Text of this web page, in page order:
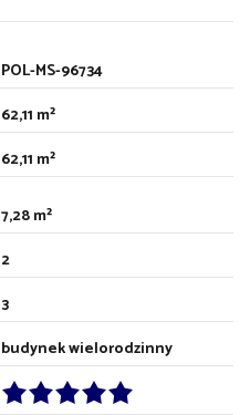
POL-MS-96734
62,11 m²
62,11 m²
7,28 m²
2
3
budynek wielorodzinny